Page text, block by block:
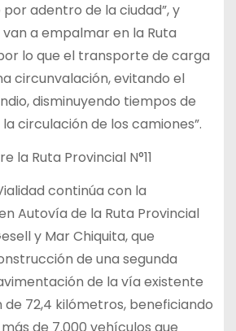
adentro de la ciudad”, y
a empalmar en la Ruta
lo que el transporte de carga
circunvalación, evitando el
disminuyendo tiempos de
circulación de los camiones”.
la Ruta Provincial N°11
continúa con la
Autovía de la Ruta Provincial
y Mar Chiquita, que
de una segunda
de la vía existente
de 72,4 kilómetros, beneficiando